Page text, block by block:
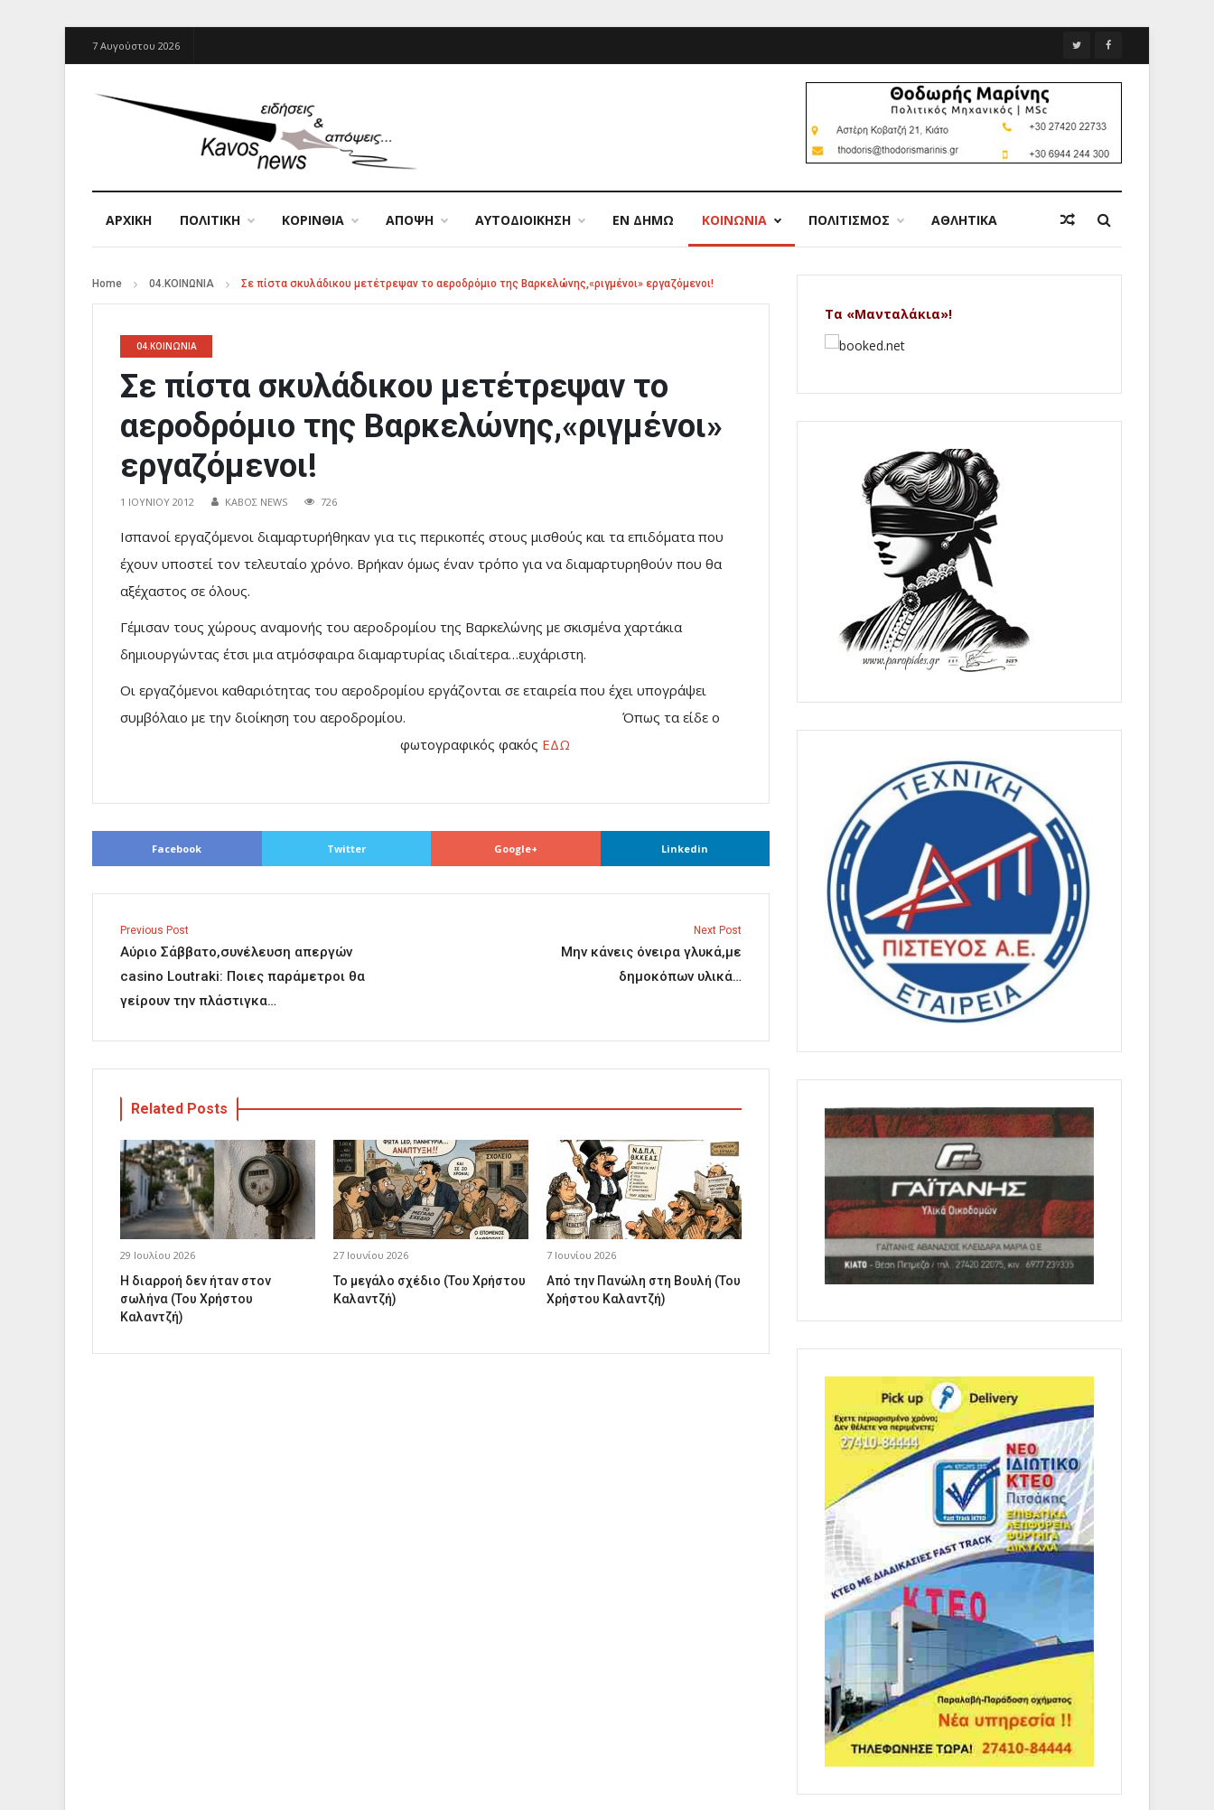
7 Αυγούστου 2026
ΑΡΧΙΚΉ ΠΟΛΙΤΙΚΗ ΚΟΡΙΝΘΙΑ ΑΠΟΨΗ ΑΥΤΟΔΙΟΙΚΗΣΗ ΕΝ ΔΗΜΩ ΚΟΙΝΩΝΙΑ ΠΟΛΙΤΙΣΜΟΣ ΑΘΛΗΤΙΚΑ
Home 04.ΚΟΙΝΩΝΙΑ Σε πίστα σκυλάδικου μετέτρεψαν το αεροδρόμιο της Βαρκελώνης,«ριγμένοι» εργαζόμενοι!
04.ΚΟΙΝΩΝΙΑ
Σε πίστα σκυλάδικου μετέτρεψαν το
αεροδρόμιο της Βαρκελώνης,«ριγμένοι»
εργαζόμενοι!
1 ΙΟΥΝΊΟΥ 2012 ΚΑΒΟΣ NEWS 726
Ισπανοί εργαζόμενοι διαμαρτυρήθηκαν για τις περικοπές στους μισθούς και τα επιδόματα που
έχουν υποστεί τον τελευταίο χρόνο. Βρήκαν όμως έναν τρόπο για να διαμαρτυρηθούν που θα
αξέχαστος σε όλους.
Γέμισαν τους χώρους αναμονής του αεροδρομίου της Βαρκελώνης με σκισμένα χαρτάκια
δημιουργώντας έτσι μια ατμόσφαιρα διαμαρτυρίας ιδιαίτερα…ευχάριστη.
Οι εργαζόμενοι καθαριότητας του αεροδρομίου εργάζονται σε εταιρεία που έχει υπογράψει
συμβόλαιο με την διοίκηση του αεροδρομίου. Όπως τα είδε ο
φωτογραφικός φακός ΕΔΩ
Facebook Twitter Google+ Linkedin
Previous Post
Αύριο Σάββατο,συνέλευση απεργών
casino Loutraki: Ποιες παράμετροι θα
γείρουν την πλάστιγκα…
Next Post
Μην κάνεις όνειρα γλυκά,με
δημοκόπων υλικά…
Related Posts
29 Ιουλίου 2026
Η διαρροή δεν ήταν στον
σωλήνα (Του Χρήστου
Καλαντζή)
27 Ιουνίου 2026
Το μεγάλο σχέδιο (Του Χρήστου
Καλαντζή)
7 Ιουνίου 2026
Από την Πανώλη στη Βουλή (Του
Χρήστου Καλαντζή)
Τα «Μανταλάκια»!